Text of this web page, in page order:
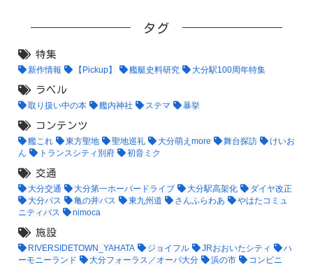
タグ
特集
新作情報 【Pickup】 艦艇史料研究 大分駅100周年特集
ラベル
取り扱い中の本 艦内神社 ステマ 暴挙
コンテンツ
艦これ 東方聖地 聖地巡礼 大分萌えmore 舞台探訪
けいお
ん
トランスシティ別府 初音ミク
交通
大分交通 大分第一ホーバードライブ 大分駅高架化
ダイヤ改正
大分バス
亀の井バス 東九州道 さんふらわあ
やはたコミュ
ニティバス
nimoca
施設
RIVERSIDETOWN_YAHATA ジョイフル JRおおいたシティ
ハ
ーモニーランド
大分フォーラス／オーパ大分 浜の市 コンビニ